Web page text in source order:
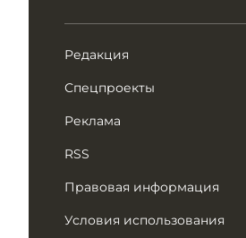
Редакция
Спецпроекты
Реклама
RSS
Правовая информация
Условия использования